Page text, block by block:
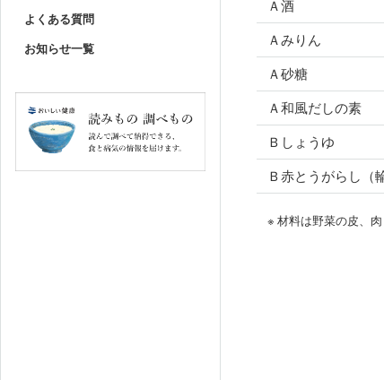
よくある質問
お知らせ一覧
Ａ酒
Ａみりん
Ａ砂糖
Ａ和風だしの素
Ｂしょうゆ
Ｂ赤とうがらし（
※ 材料は野菜の皮、